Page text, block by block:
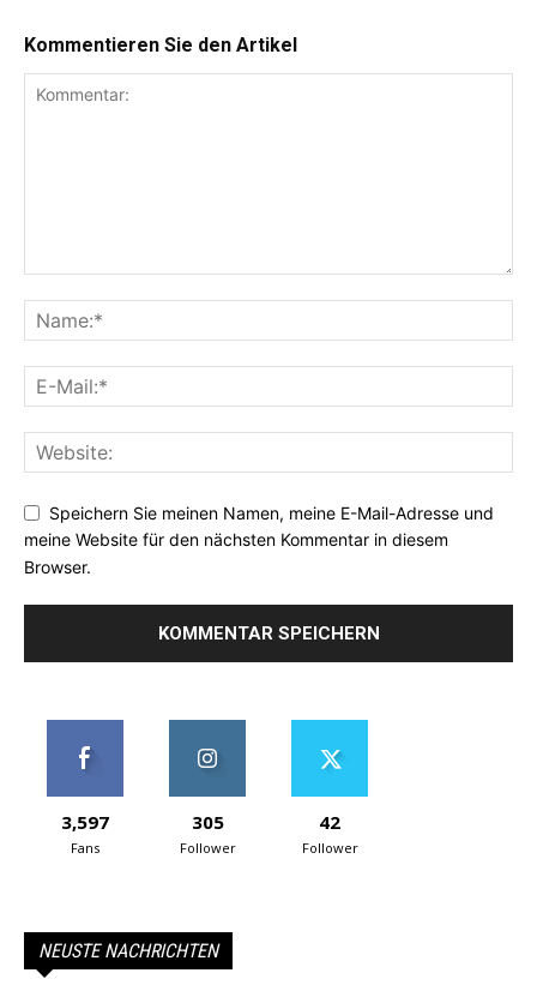
Kommentieren Sie den Artikel
Speichern Sie meinen Namen, meine E-Mail-Adresse und
meine Website für den nächsten Kommentar in diesem
Browser.
3,597
Fans
305
Follower
42
Follower
NEUSTE NACHRICHTEN